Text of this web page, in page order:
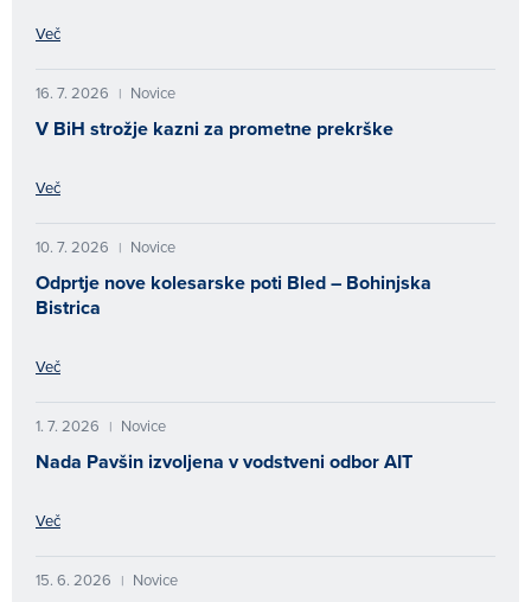
Več
16. 7. 2026 | Novice
V BiH strožje kazni za prometne prekrške
Več
10. 7. 2026 | Novice
Odprtje nove kolesarske poti Bled – Bohinjska
Bistrica
Več
1. 7. 2026 | Novice
Nada Pavšin izvoljena v vodstveni odbor AIT
Več
15. 6. 2026 | Novice